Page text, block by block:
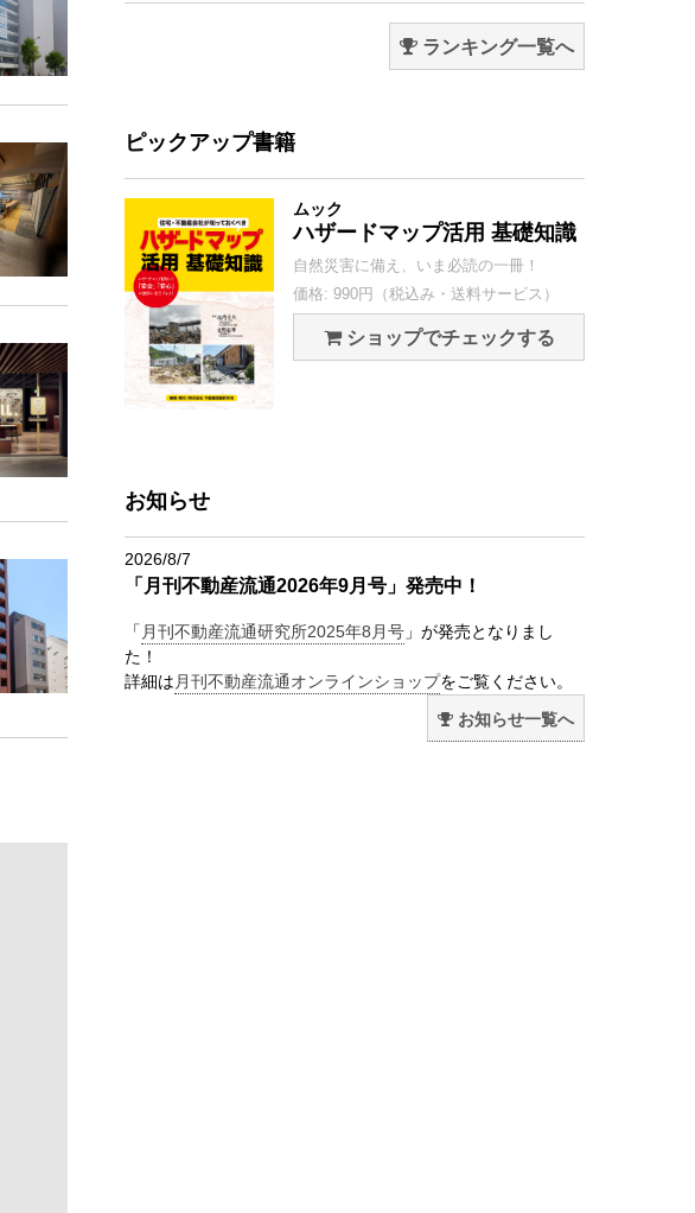
ランキング一覧へ
ピックアップ書籍
ムック
ハザードマップ活用 基礎知識
自然災害に備え、いま必読の一冊！
価格: 990円（税込み・送料サービス）
ショップでチェックする
お知らせ
2026/8/7
「月刊不動産流通2026年9月号」発売中！
「 月刊不動産流通研究所2025年8月号 」が発売となりまし
た！
詳細は 月刊不動産流通オンラインショップをご覧ください。
お知らせ一覧へ